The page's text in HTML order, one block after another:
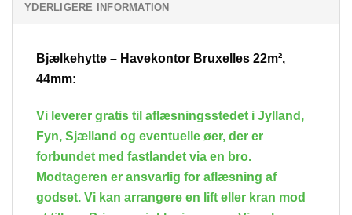
YDERLIGERE INFORMATION
Bjælkehytte – Havekontor Bruxelles 22m²,
44mm:
Vi leverer gratis til aflæsningsstedet i Jylland,
Fyn, Sjælland og eventuelle øer, der er
forbundet med fastlandet via en bro.
Modtageren er ansvarlig for aflæsning af
godset. Vi kan arrangere en lift eller kran mod